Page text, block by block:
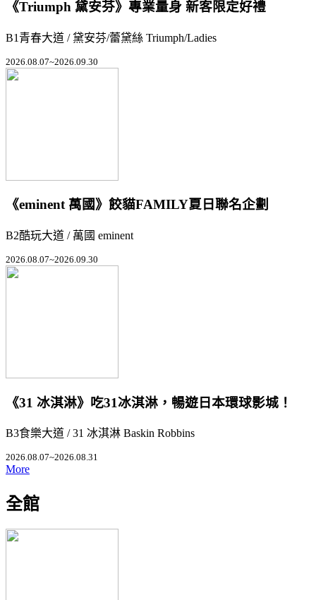
《Triumph 黛安芬》專業量身 新客限定好禮
B1青春大道 / 黛安芬/蕾黛絲 Triumph/Ladies
2026.08.07~2026.09.30
《eminent 萬國》餃貓FAMILY夏日聯名企劃
B2酷玩大道 / 萬國 eminent
2026.08.07~2026.09.30
《31 冰淇淋》吃31冰淇淋，暢遊日本環球影城！
B3食樂大道 / 31 冰淇淋 Baskin Robbins
2026.08.07~2026.08.31
More
全館